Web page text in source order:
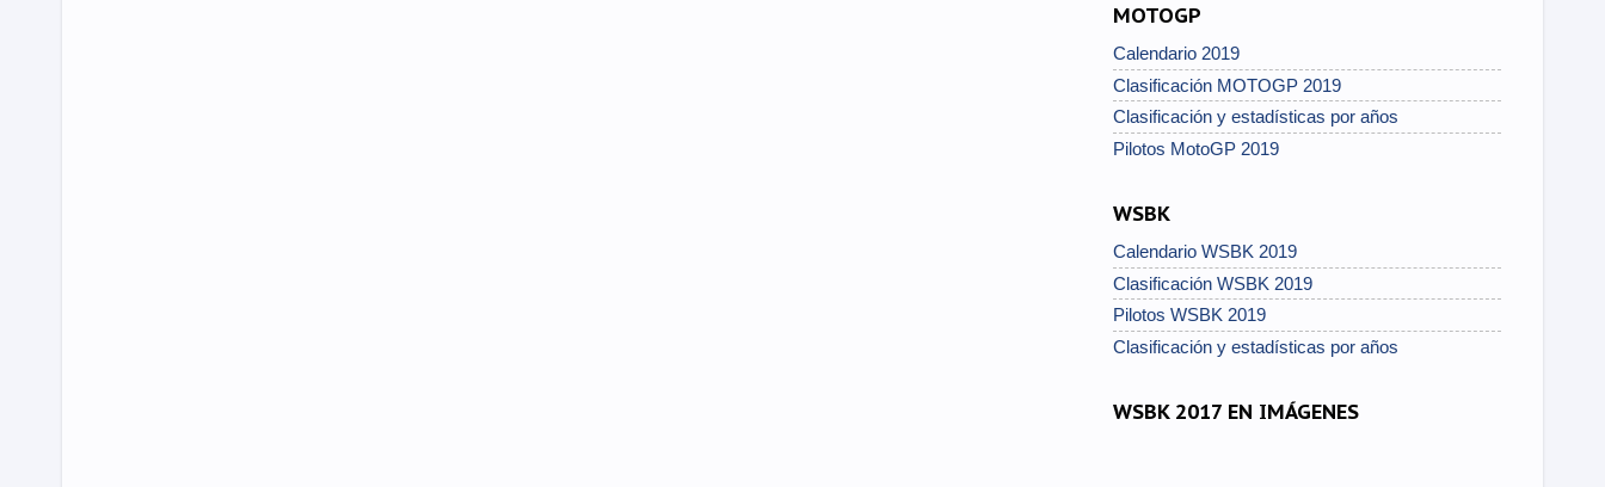
MOTOGP
Calendario 2019
Clasificación MOTOGP 2019
Clasificación y estadísticas por años
Pilotos MotoGP 2019
WSBK
Calendario WSBK 2019
Clasificación WSBK 2019
Pilotos WSBK 2019
Clasificación y estadísticas por años
WSBK 2017 EN IMÁGENES